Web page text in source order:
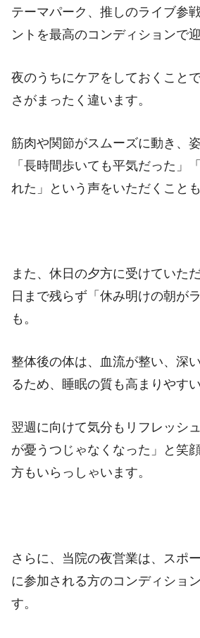
テーマパーク、推しのライブ参
ントを最高のコンディションで
夜のうちにケアをしておくこと
さがまったく違います。
筋肉や関節がスムーズに動き、
「長時間歩いても平気だった」
れた」という声をいただくことも
また、休日の夕方に受けていた
日まで残らず「休み明けの朝が
も。
整体後の体は、血流が整い、深
るため、睡眠の質も高まりやすい
翌週に向けて気分もリフレッシ
が憂うつじゃなくなった」と笑
方もいらっしゃいます。
さらに、当院の夜営業は、スポ
に参加される方のコンディショ
す。